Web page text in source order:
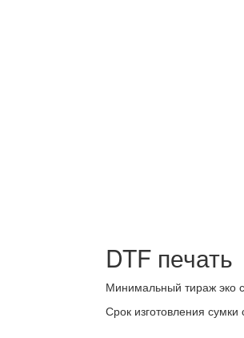
DTF печать
Минимальный тираж эко
Срок изготовления